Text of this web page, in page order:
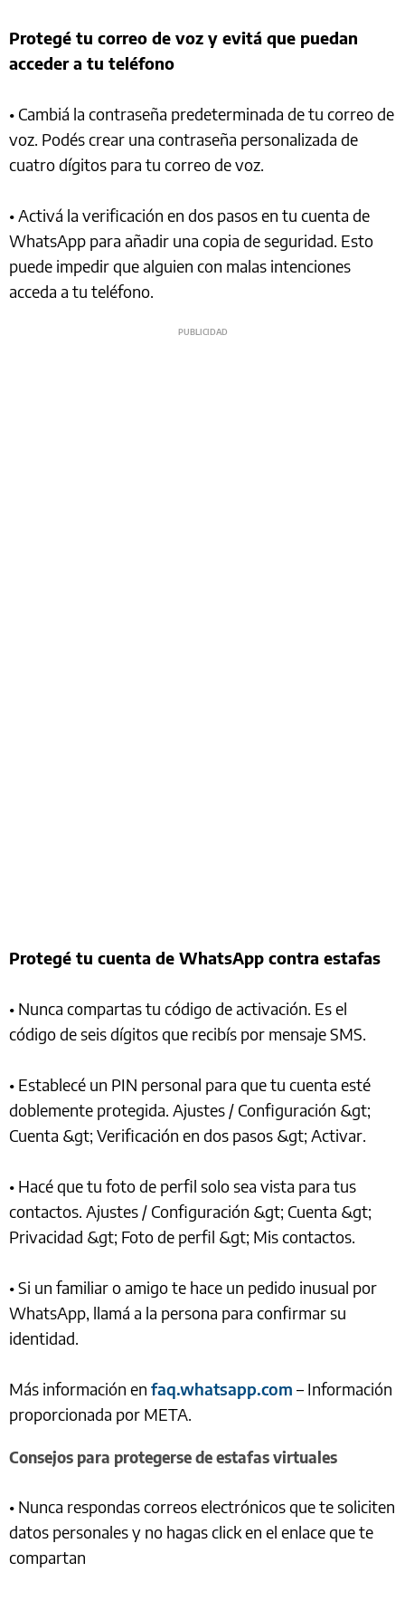
Protegé tu correo de voz y evitá que puedan
acceder a tu teléfono
• Cambiá la contraseña predeterminada de tu correo de
voz. Podés crear una contraseña personalizada de
cuatro dígitos para tu correo de voz.
• Activá la verificación en dos pasos en tu cuenta de
WhatsApp para añadir una copia de seguridad. Esto
puede impedir que alguien con malas intenciones
acceda a tu teléfono.
Protegé tu cuenta de WhatsApp contra estafas
• Nunca compartas tu código de activación. Es el
código de seis dígitos que recibís por mensaje SMS.
• Establecé un PIN personal para que tu cuenta esté
doblemente protegida. Ajustes / Configuración &gt;
Cuenta &gt; Verificación en dos pasos &gt; Activar.
• Hacé que tu foto de perfil solo sea vista para tus
contactos. Ajustes / Configuración &gt; Cuenta &gt;
Privacidad &gt; Foto de perfil &gt; Mis contactos.
• Si un familiar o amigo te hace un pedido inusual por
WhatsApp, llamá a la persona para confirmar su
identidad.
Más información en faq.whatsapp.com – Información
proporcionada por META.
Consejos para protegerse de estafas virtuales
• Nunca respondas correos electrónicos que te soliciten
datos personales y no hagas click en el enlace que te
compartan